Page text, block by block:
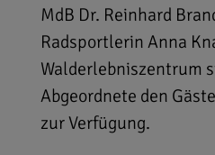
MdB Dr. Reinhard
Radsportlerin Anna
Walderlebniszentrum
Abgeordnete den
zur Verfügung.